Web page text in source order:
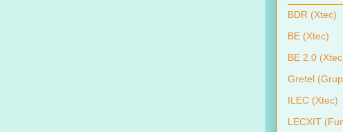
BDR (Xtec)
BE (Xtec)
BE 2.0
Gretel
ILEC (Xtec)
LECXIT